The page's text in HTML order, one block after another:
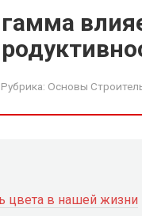
Рубрика: Основы
цвета в нашей жизни